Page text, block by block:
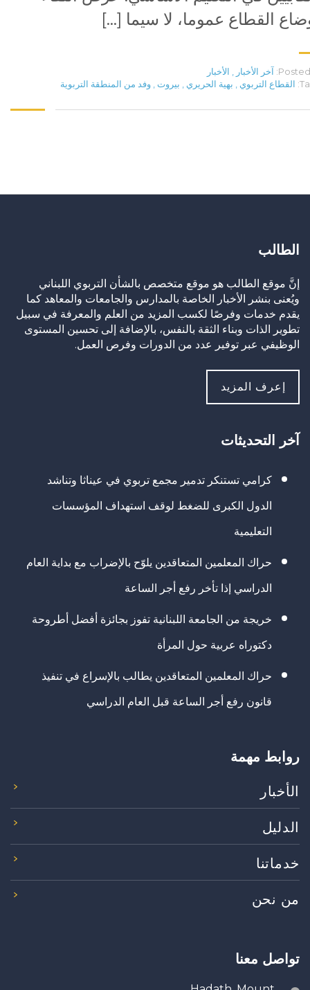
القطاع عموما، لا سيما […]
Posted آخر الأخبار , الأخبار
القطاع التربوي , بهية الحريري , بيروت, وفد من المنطقة التربوية
الطالب
إنَّ موقع الطالب هو موقع متخصص بالشأن التربوي اللبناني
ويُعنى بنشر الأخبار الخاصة بالمدارس والجامعات والمعاهد كما
يقدم خدمات وفرصًا لكسب المزيد من العلم والمعرفة في سبيل
تطوير الذات وبناء الثقة بالنفس، بالإضافة إلى تحسين المستوى
الوظيفي عبر توفير عدد من الدورات وفرص العمل.
إعرف المزيد
آخر التحديثات
كرامي تستنكر تدمير مجمع تربوي في عيناثا وتناشد
الدول الكبرى للضغط لوقف استهداف المؤسسات
التعليمية
حراك المعلمين المتعاقدين يلوّح بالإضراب مع بداية العام
الدراسي إذا تأخر رفع أجر الساعة
خريجة من الجامعة اللبنانية تفوز بجائزة أفضل أطروحة
دكتوراه عربية حول المرأة
حراك المعلمين المتعاقدين يطالب بالإسراع في تنفيذ
قانون رفع أجر الساعة قبل العام الدراسي
روابط مهمة
الأخبار
الدليل
خدماتنا
من نحن
تواصل معنا